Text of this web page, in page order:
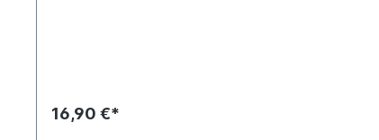
caerulea 'Constance Eliott'
16,90 €*